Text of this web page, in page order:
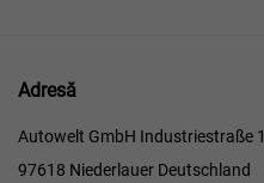
Adresă
Autowelt GmbH Industriestraße 1
97618 Niederlauer Deutschland